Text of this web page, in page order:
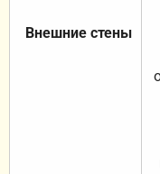
Внешние стены